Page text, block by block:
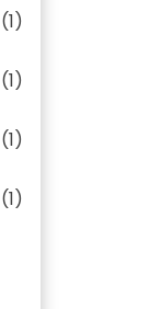
(1)
(1)
(1)
(1)